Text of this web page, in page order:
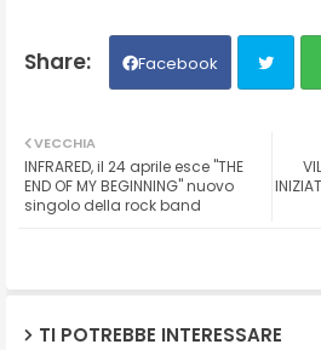
Facebook
VECCHIA
INFRARED, il 24 aprile esce "THE
END OF MY BEGINNING" nuovo
singolo della rock band
TI POTREBBE INTERESSARE